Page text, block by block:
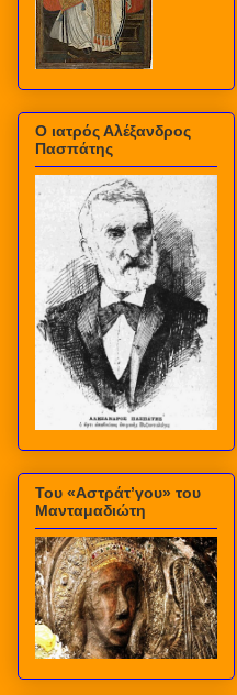
Ο ιατρός Αλέξανδρος
Πασπάτης
Του «Αστράτ’γου» του
Μανταμαδιώτη